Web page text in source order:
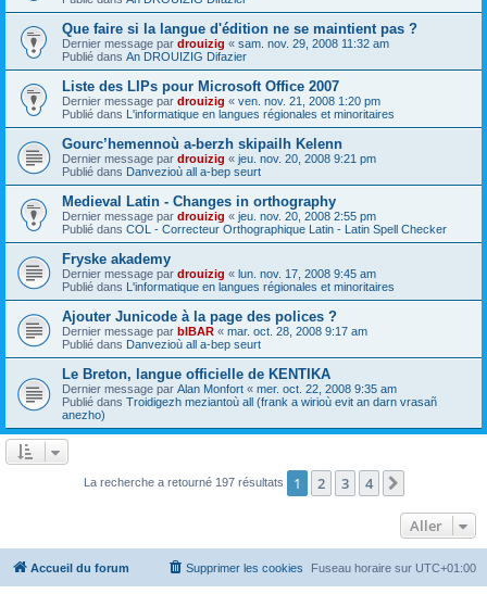
Que faire si la langue d'édition ne se maintient pas ?
Dernier message par drouizig « sam. nov. 29, 2008 11:32 am
Publié dans An DROUIZIG Difazier
Liste des LIPs pour Microsoft Office 2007
Dernier message par drouizig « ven. nov. 21, 2008 1:20 pm
Publié dans L'informatique en langues régionales et minoritaires
Gourc’hemennoù a-berzh skipailh Kelenn
Dernier message par drouizig « jeu. nov. 20, 2008 9:21 pm
Publié dans Danvezioù all a-bep seurt
Medieval Latin - Changes in orthography
Dernier message par drouizig « jeu. nov. 20, 2008 2:55 pm
Publié dans COL - Correcteur Orthographique Latin - Latin Spell Checker
Fryske akademy
Dernier message par drouizig « lun. nov. 17, 2008 9:45 am
Publié dans L'informatique en langues régionales et minoritaires
Ajouter Junicode à la page des polices ?
Dernier message par bIBAR « mar. oct. 28, 2008 9:17 am
Publié dans Danvezioù all a-bep seurt
Le Breton, langue officielle de KENTIKA
Dernier message par Alan Monfort « mer. oct. 22, 2008 9:35 am
Publié dans Troidigezh meziantoù all (frank a wirioù evit an darn vrasañ
anezho)
La recherche a retourné 197 résultats 1 2 3 4
Aller
Accueil du forum Fuseau horaire sur UTC+01:00
Supprimer les cookies